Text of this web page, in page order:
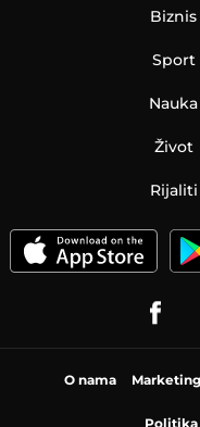
Biznis
Sport
Nauka
Život
Rijaliti
O nama Marketing
Politika